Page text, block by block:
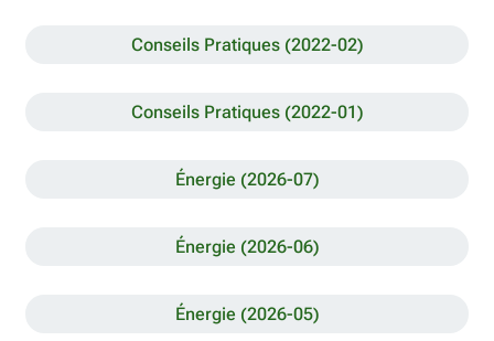
Conseils Pratiques (2022-02)
Conseils Pratiques (2022-01)
Énergie (2026-07)
Énergie (2026-06)
Énergie (2026-05)